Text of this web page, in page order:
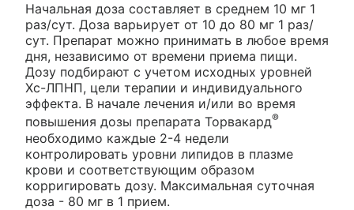
Начальная доза составляет в среднем 10 мг 1
раз/сут. Доза варьирует от 10 до 80 мг 1 раз/
сут. Препарат можно принимать в любое время
дня, независимо от времени приема пищи.
Дозу подбирают с учетом исходных уровней
Хс-ЛПНП, цели терапии и индивидуального
эффекта. В начале лечения и/или во время
повышения дозы препарата Торвакард®
необходимо каждые 2-4 недели
контролировать уровни липидов в плазме
крови и соответствующим образом
корригировать дозу. Максимальная суточная
доза - 80 мг в 1 прием.